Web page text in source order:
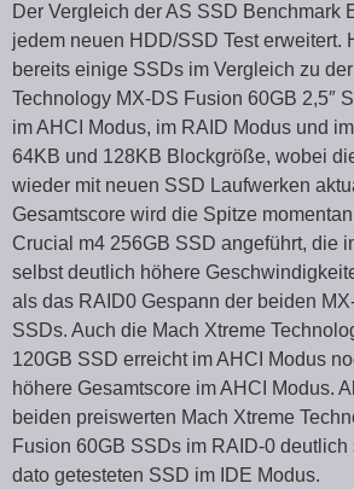
Der Vergleich der AS SSD Benchmark
jedem neuen HDD/SSD Test erweitert.
bereits einige SSDs im Vergleich zu
Technology MX-DS Fusion 60GB 2,5″
im AHCI Modus, im RAID Modus und
64KB und 128KB Blockgröße, wobei
wieder mit neuen SSD Laufwerken
Gesamtscore wird die Spitze
Crucial m4 256GB SSD angeführt, die
selbst deutlich höhere
als das RAID0 Gespann der beiden
SSDs. Auch die Mach Xtreme
120GB SSD erreicht im AHCI Modus
höhere Gesamtscore im AHCI Modus.
beiden preiswerten Mach Xtreme
Fusion 60GB SSDs im RAID-0
dato getesteten SSD im IDE Modus.